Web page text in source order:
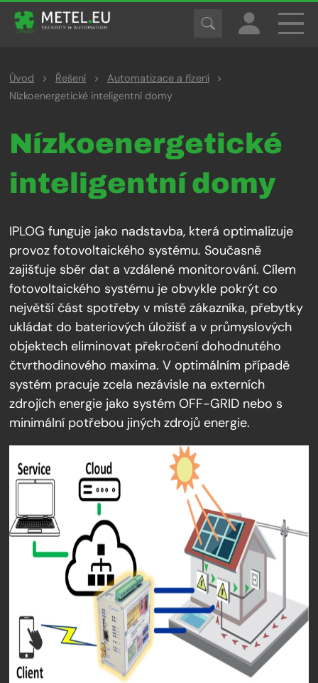
Úvod > Řešení > Automatizace a řízení
>
Nízkoenergetické inteligentní domy
Nízkoenergetické
inteligentní domy
IPLOG funguje jako nadstavba, která optimalizuje
provoz fotovoltaického systému. Současně
zajišťuje sběr dat a vzdálené monitorování. Cílem
fotovoltaického systému je obvykle pokrýt co
největší část spotřeby v místě zákazníka, přebytky
ukládat do bateriových úložišť a v průmyslových
objektech eliminovat překročení dohodnutého
čtvrthodinového maxima. V optimálním případě
systém pracuje zcela nezávisle na externích
zdrojích energie jako systém OFF-GRID nebo s
minimální potřebou jiných zdrojů energie.